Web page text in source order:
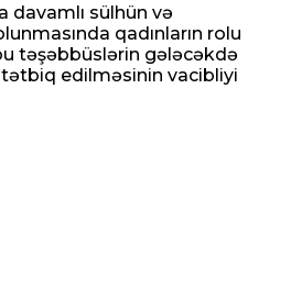
davamlı sülhün və
qadınların rolu
təşəbbüslərin gələcəkdə
edilməsinin vacibliyi